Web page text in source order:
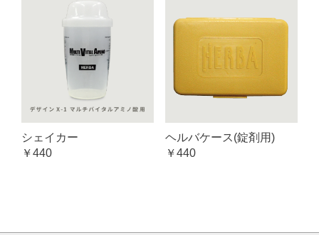
シェイカー
￥440
ヘルバケース(錠剤用)
￥440